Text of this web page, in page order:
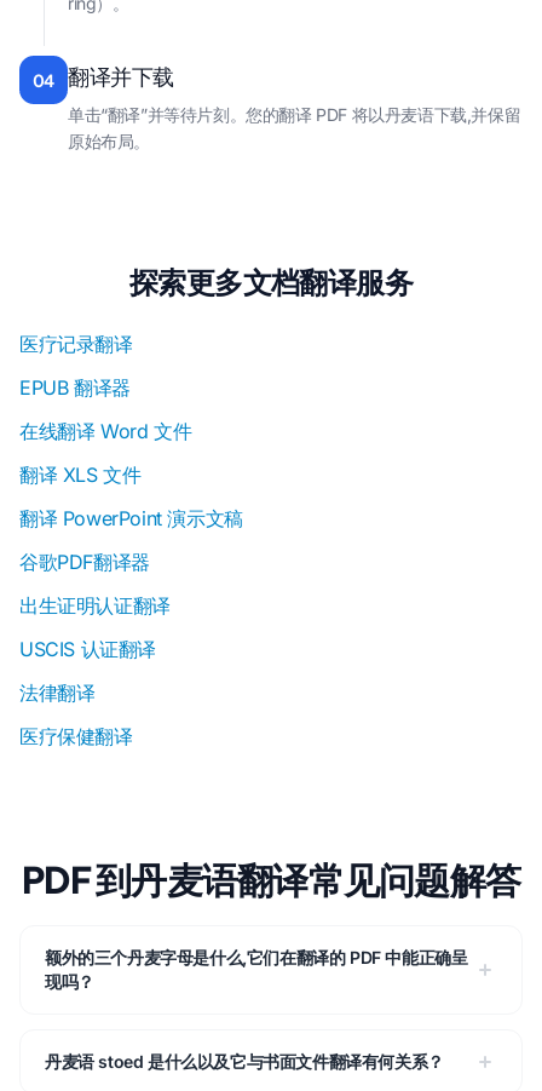
04 翻译并下载
单击“翻译”并等待片刻。您的翻译 PDF 将以丹麦语下载,并保留
原始布局。
探索更多文档翻译服务
医疗记录翻译
EPUB 翻译器
在线翻译 Word 文件
翻译 XLS 文件
翻译 PowerPoint 演示文稿
谷歌PDF翻译器
出生证明认证翻译
USCIS 认证翻译
法律翻译
医疗保健翻译
PDF 到丹麦语翻译常见问题解答
额外的三个丹麦字母是什么,它们在翻译的 PDF 中能正确呈
现吗？
丹麦语 stoed 是什么以及它与书面文件翻译有何关系？